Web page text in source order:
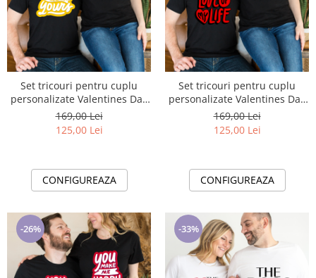
Set tricouri pentru cuplu
personalizate Valentines Day
VD2418 Always yours
169,00 Lei
125,00 Lei
CONFIGUREAZA
Set tricouri pentru cuplu
personalizate Valentines Day
VD2419 love of my heart
169,00 Lei
125,00 Lei
CONFIGUREAZA
-26% -33%